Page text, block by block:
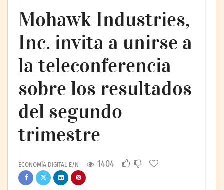
Mohawk Industries,
Inc. invita a unirse a
la teleconferencia
sobre los resultados
del segundo
trimestre
ECONOMÍA DIGITAL E/N 1404